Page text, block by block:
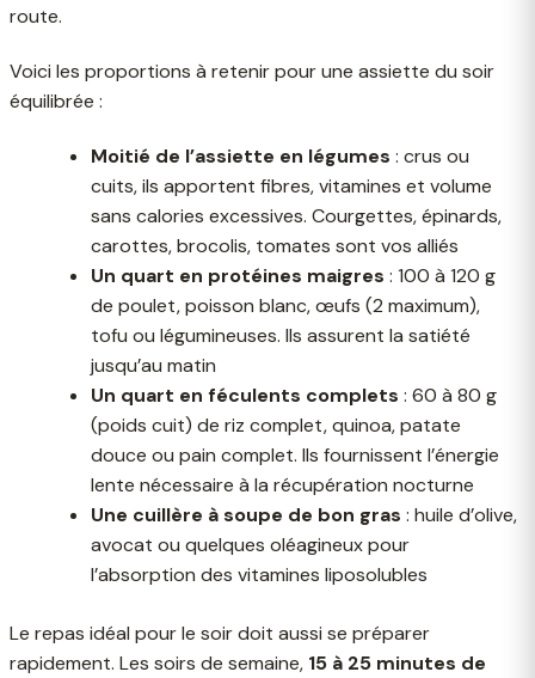
route.
Voici les proportions à retenir pour une assiette du soir
équilibrée :
Moitié de l’assiette en légumes : crus ou
cuits, ils apportent fibres, vitamines et volume
sans calories excessives. Courgettes, épinards,
carottes, brocolis, tomates sont vos alliés
Un quart en protéines maigres : 100 à 120 g
de poulet, poisson blanc, œufs (2 maximum),
tofu ou légumineuses. Ils assurent la satiété
jusqu’au matin
Un quart en féculents complets : 60 à 80 g
(poids cuit) de riz complet, quinoa, patate
douce ou pain complet. Ils fournissent l’énergie
lente nécessaire à la récupération nocturne
Une cuillère à soupe de bon gras : huile d’olive,
avocat ou quelques oléagineux pour
l’absorption des vitamines liposolubles
Le repas idéal pour le soir doit aussi se préparer
rapidement. Les soirs de semaine, 15 à 25 minutes de